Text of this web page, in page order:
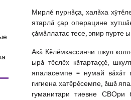
Мирлĕ пурнăçа, халăха
ятарлă çар операцине
çăмăллатас тесе, эпир пурте
Акă Кĕлĕмкассинчи шкул
ырă тĕслĕх кăтартаççĕ,
япаласемпе = нумай вăхăт
гигиена хатĕрĕсемпе, ăшă
гуманитари тиевне СВОри